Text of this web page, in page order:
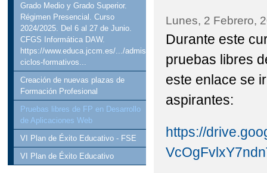
Grado Medio y Grado Superior.
Régimen Presencial. Curso
2024/2025. Del 6 al 27 de Junio.
CFGS Informática DAW.
https://www.educa.jccm.es/.../admision-
ciclos-formativos...
Creación de nuevas plazas de
Formación Profesional
Pruebas libres de FP en Desarrollo
de Aplicaciones Web
VI Plan de Éxito Educativo - FSE
VI Plan de Éxito Educativo
Lunes, 2 Febrero,
Durante este
pruebas libres
este enlace se
aspirantes:
https://